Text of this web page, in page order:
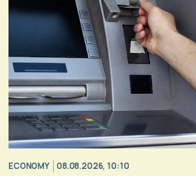
ECONOMY 08.08.2026, 10:10